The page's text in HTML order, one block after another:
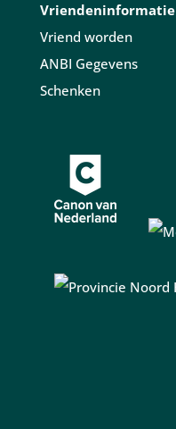
Vriendeninformatie
Vriend worden
ANBI Gegevens
Schenken